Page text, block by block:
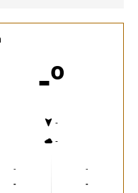
-º
-
-
-
-
-
-